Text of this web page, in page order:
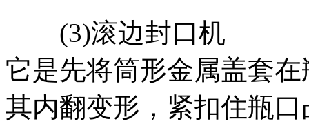
(3)滚边封口机
它是先将筒形金属盖套
其内翻变形，紧扣住瓶